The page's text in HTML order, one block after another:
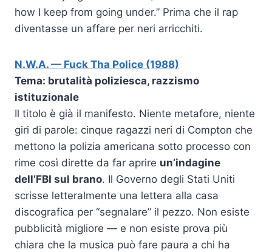
how I keep from going under.” Prima che il rap
diventasse un affare per neri arricchiti.
N.W.A. — Fuck Tha Police (1988)
Tema: brutalità poliziesca, razzismo
istituzionale
Il titolo è già il manifesto. Niente metafore, niente
giri di parole: cinque ragazzi neri di Compton che
mettono la polizia americana sotto processo con
rime così dirette da far aprire un’indagine
dell’FBI sul brano. Il Governo degli Stati Uniti
scrisse letteralmente una lettera alla casa
discografica per “segnalare” il pezzo. Non esiste
pubblicità migliore — e non esiste prova più
chiara che la musica può fare paura a chi ha